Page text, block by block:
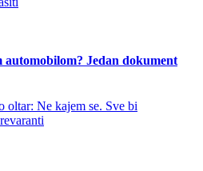
Jedan dokument